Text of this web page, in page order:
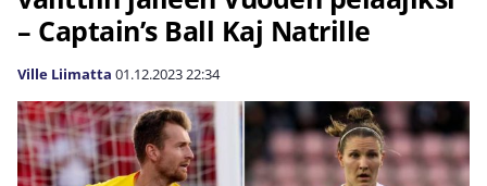
– Captain’s Ball Kaj Natrille
Ville Liimatta 01.12.202322:34